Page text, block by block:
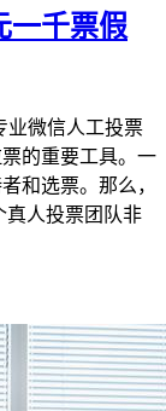
一千票假
业微信人工投票
的重要工具。一
和选票。那么，
真人投票团队非